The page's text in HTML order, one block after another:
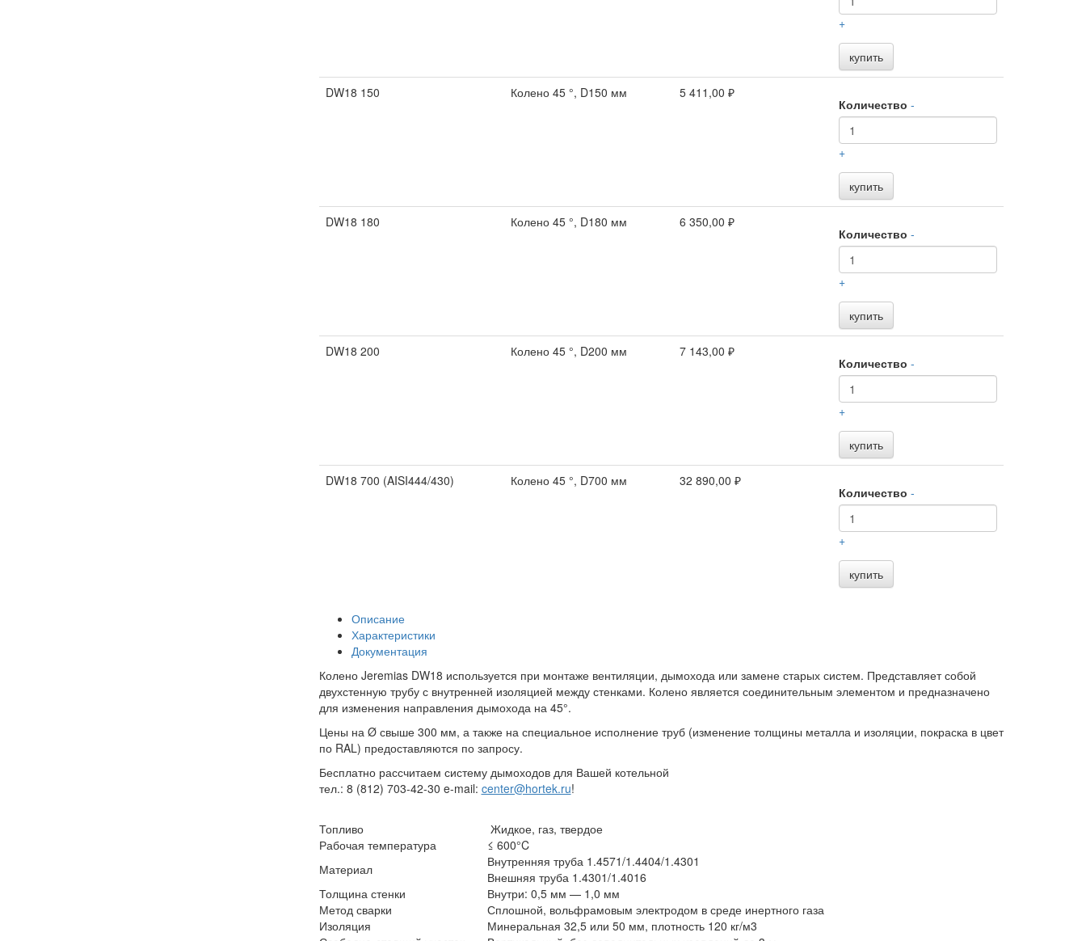
+
купить
DW18 150 Колено 45 °, D150 мм 5 411,00 ₽
Количество -
+
купить
DW18 180 Колено 45 °, D180 мм 6 350,00 ₽
Количество -
+
купить
DW18 200 Колено 45 °, D200 мм 7 143,00 ₽
Количество -
+
купить
DW18 700 (AISI444/430) Колено 45 °, D700 мм 32 890,00 ₽
Количество -
+
купить
Описание
Характеристики
Документация
Колено Jeremias DW18 используется при монтаже вентиляции, дымохода или замене старых систем. Представляет собой
двухстенную трубу с внутренней изоляцией между стенками. Колено является соединительным элементом и предназначено
для изменения направления дымохода на 45°.
Цены на Ø свыше 300 мм, а также на специальное исполнение труб (изменение толщины металла и изоляции, покраска в цвет
по RAL) предоставляются по запросу.
Бесплатно рассчитаем систему дымоходов для Вашей котельной
тел.: 8 (812) 703-42-30 e-mail: center@hortek.ru!
Топливо
Жидкое, газ, твердое
Рабочая температура
≤ 600°C
Материал
Внутренняя труба 1.4571/1.4404/1.4301
Внешняя труба 1.4301/1.4016
Толщина стенки
Внутри: 0,5 мм — 1,0 мм
Метод сварки
Сплошной, вольфрамовым электродом в среде инертного газа
Изоляция
Минеральная 32,5 или 50 мм, плотность 120 кг/м3